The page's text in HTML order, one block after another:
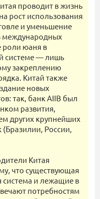
проводит в жизнь
рост использования
и уменьшение
международных
роли юаня в
системе — лишь
закреплению
Китай также
новых
так, банк AIIB был
развития,
других крупнейших
России,
Китая
что существующая
и лежащие в
потребностям